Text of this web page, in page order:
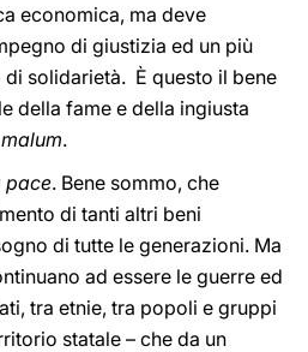
economica, ma deve
di giustizia ed un più
solidarietà. È questo il bene
della fame e della ingiusta
.
pace. Bene sommo, che
di tanti altri beni
di tutte le generazioni. Ma
ad essere le guerre ed
tra etnie, tra popoli e gruppi
statale – che da un